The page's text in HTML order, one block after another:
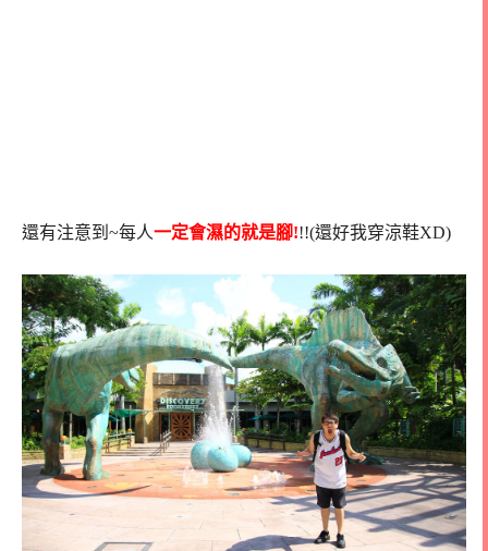
還有注意到~每人一定會濕的就是腳!!!(還好我穿涼鞋XD)